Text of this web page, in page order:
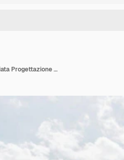
Progettazione esteriore realistica Progettazione della facciata Progettazione del paesaggio Patio cortile posteriore